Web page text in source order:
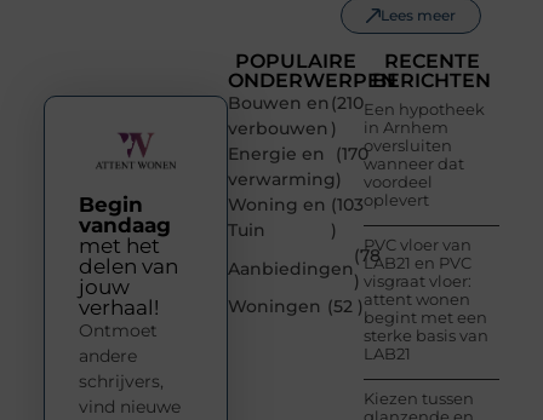
Lees meer
POPULAIRE
ONDERWERPEN
Bouwen en
verbouwen
(210
)
Energie en
verwarming
(170
)
Woning en
Tuin
(103
)
Aanbiedingen
(78
)
Woningen (52 )
RECENTE
BERICHTEN
Een hypotheek
in Arnhem
oversluiten
wanneer dat
voordeel
oplevert
PVC vloer van
LAB21 en PVC
visgraat vloer:
attent wonen
begint met een
sterke basis van
LAB21
Kiezen tussen
Begin
vandaag
met het
delen van
jouw
verhaal!
Ontmoet
andere
schrijvers,
vind nieuwe